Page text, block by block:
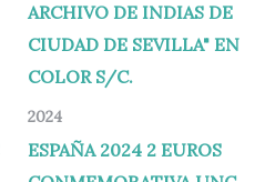
2024
ESPAÑA 2024 2 EUROS